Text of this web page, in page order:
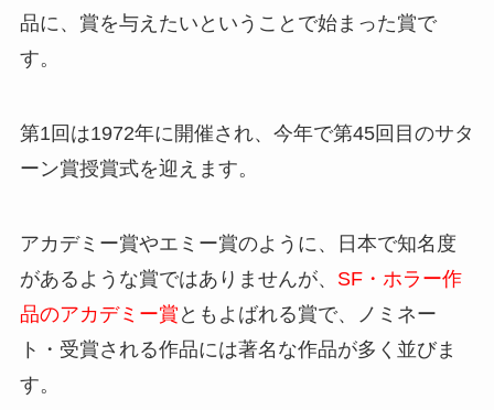
品に、賞を与えたいということで始まった賞で
す。
第1回は1972年に開催され、今年で第45回目のサタ
ーン賞授賞式を迎えます。
アカデミー賞やエミー賞のように、日本で知名度
があるような賞ではありませんが、 SF・ホラー作
品のアカデミー賞 ともよばれる賞で、
ノミネー
ト・受賞される作品には著名な作品が多く並びま
す。